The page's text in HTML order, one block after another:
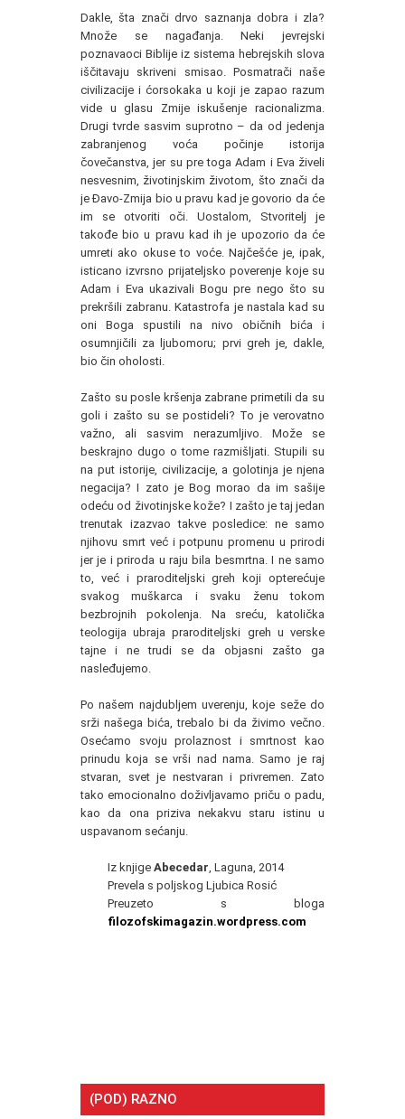
Dakle, šta znači drvo saznanja dobra i zla?
Množe se nagađanja. Neki jevrejski
poznavaoci Biblije iz sistema hebrejskih slova
iščitavaju skriveni smisao. Posmatrači naše
civilizacije i ćorsokaka u koji je zapao razum
vide u glasu Zmije iskušenje racionalizma.
Drugi tvrde sasvim suprotno – da od jedenja
zabranjenog voća počinje istorija
čovečanstva, jer su pre toga Adam i Eva živeli
nesvesnim, životinjskim životom, što znači da
je Đavo-Zmija bio u pravu kad je govorio da će
im se otvoriti oči. Uostalom, Stvoritelj je
takođe bio u pravu kad ih je upozorio da će
umreti ako okuse to voće. Najčešće je, ipak,
isticano izvrsno prijateljsko poverenje koje su
Adam i Eva ukazivali Bogu pre nego što su
prekršili zabranu. Katastrofa je nastala kad su
oni Boga spustili na nivo običnih bića i
osumnjičili za ljubomoru; prvi greh je, dakle,
bio čin oholosti.
Zašto su posle kršenja zabrane primetili da su
goli i zašto su se postideli? To je verovatno
važno, ali sasvim nerazumljivo. Može se
beskrajno dugo o tome razmišljati. Stupili su
na put istorije, civilizacije, a golotinja je njena
negacija? I zato je Bog morao da im sašije
odeću od životinjske kože? I zašto je taj jedan
trenutak izazvao takve posledice: ne samo
njihovu smrt već i potpunu promenu u prirodi
jer je i priroda u raju bila besmrtna. I ne samo
to, već i praroditeljski greh koji opterećuje
svakog muškarca i svaku ženu tokom
bezbrojnih pokolenja. Na sreću, katolička
teologija ubraja praroditeljski greh u verske
tajne i ne trudi se da objasni zašto ga
nasleđujemo.
Po našem najdubljem uverenju, koje seže do
srži našega bića, trebalo bi da živimo večno.
Osećamo svoju prolaznost i smrtnost kao
prinudu koja se vrši nad nama. Samo je raj
stvaran, svet je nestvaran i privremen. Zato
tako emocionalno doživljavamo priču o padu,
kao da ona priziva nekakvu staru istinu u
uspavanom sećanju.
Iz knjige Abecedar , Laguna, 2014
Prevela s poljskog Ljubica Rosić
Preuzeto s bloga
filozofskimagazin.wordpress.com
(POD) RAZNO